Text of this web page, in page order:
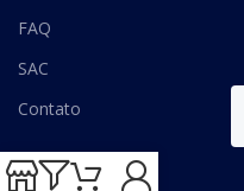
FAQ
SAC
Contato